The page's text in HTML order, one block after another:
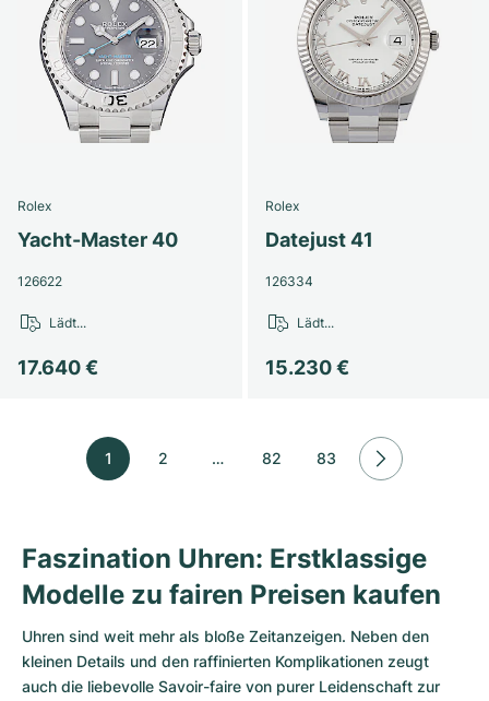
Rolex
Yacht-Master 40
126622
17.640 €
Lädt...
Rolex
Datejust 41
126334
15.230 €
Lädt...
1 2 … 82 83
Faszination Uhren: Erstklassige
Modelle zu fairen Preisen kaufen
Uhren sind weit mehr als bloße Zeitanzeigen. Neben den
kleinen Details und den raffinierten Komplikationen zeugt
auch die liebevolle Savoir-faire von purer Leidenschaft zur